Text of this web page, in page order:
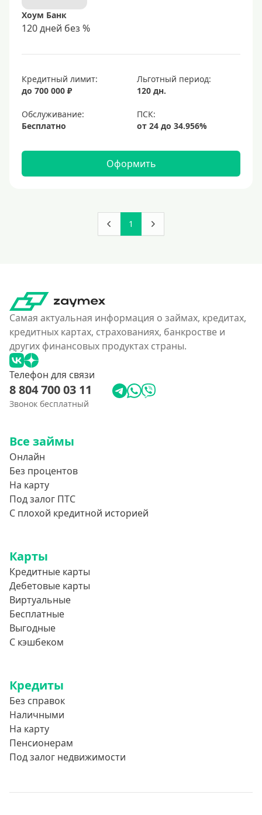
Хоум Банк
120 дней без %
Кредитный лимит:
до 700 000 ₽
Льготный период:
120 дн.
Обслуживание:
Бесплатно
Оформить
1
Самая актуальная информация о займах, кредитах,
кредитных картах, страхованиях, банкростве и
других финансовых продуктах страны.
Телефон для связи
8 804 700 03 11
Звонок бесплатный
Все займы
Онлайн
Без процентов
На карту
Под залог ПТС
С плохой кредитной историей
Карты
Кредитные карты
Дебетовые карты
Виртуальные
Бесплатные
Выгодные
С кэшбеком
Кредиты
Без справок
Наличными
На карту
Пенсионерам
Под залог недвижимости